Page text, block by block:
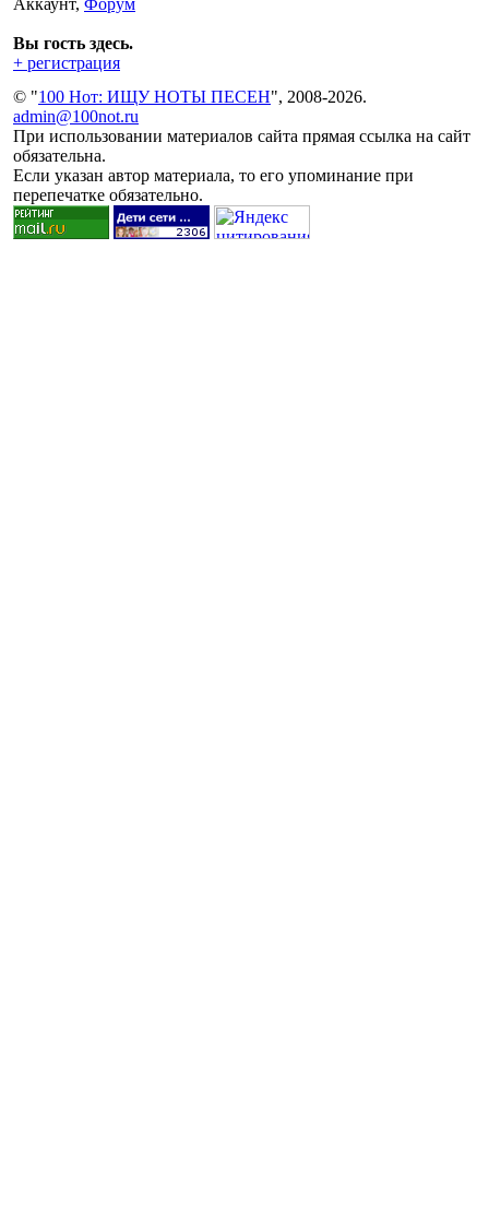
Аккаунт, Форум
Вы гость здесь.
+ регистрация
© "100 Нот: ИЩУ НОТЫ ПЕСЕН", 2008-2026.
admin@100not.ru
При использовании материалов сайта прямая ссылка на сайт
обязательна.
Если указан автор материала, то его упоминание при
перепечатке обязательно.